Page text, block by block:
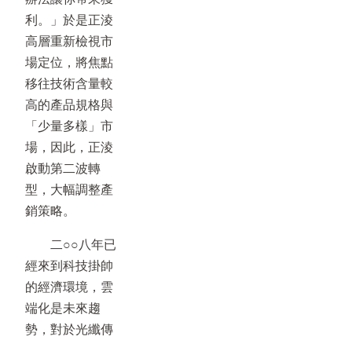
利。」於是正淩
高層重新檢視市
場定位，將焦點
移往技術含量較
高的產品規格與
「少量多樣」市
場，因此，正淩
啟動第二波轉
型，大幅調整產
銷策略。
二○○八年已
經來到科技掛帥
的經濟環境，雲
端化是未來趨
勢，對於光纖傳